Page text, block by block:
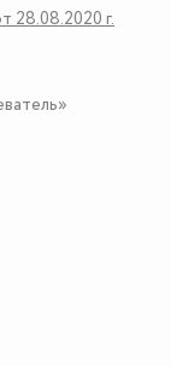
28.08.2020 г.